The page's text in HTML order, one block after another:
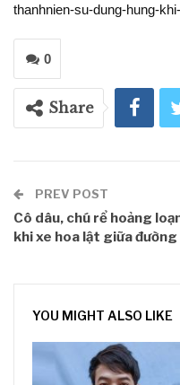
thanhnien-su-dung-hung-
0
Share
PREV POST
Cô dâu, chú rể hoảng
khi xe hoa lật giữa đường
YOU MIGHT ALSO LIKE